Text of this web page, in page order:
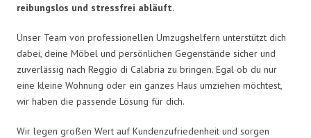
reibungslos und stressfrei abläuft.
Unser Team von professionellen Umzugshelfern unterstützt dich
dabei, deine Möbel und persönlichen Gegenstände sicher und
zuverlässig nach Reggio di Calabria zu bringen. Egal ob du nur
eine kleine Wohnung oder ein ganzes Haus umziehen möchtest,
wir haben die passende Lösung für dich.
Wir legen großen Wert auf Kundenzufriedenheit und sorgen